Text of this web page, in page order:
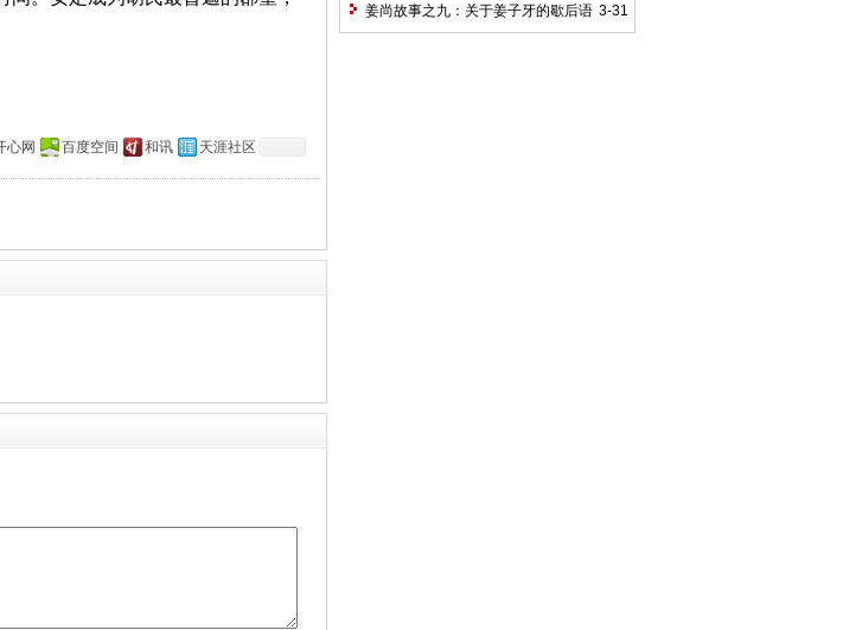
心网 百度空间 和讯 天涯社区
3-31
姜尚故事之九：关于姜子牙的歇后语